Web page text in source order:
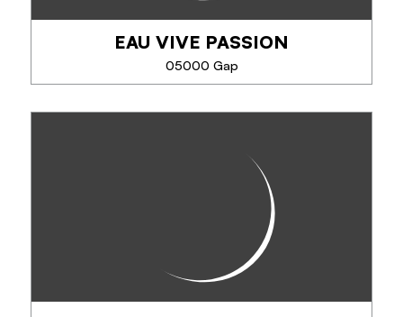
EN SAVOIR PLUS
EAU VIVE PASSION
05000 Gap
Depuis plus de 38 ans, EVP – Eau Vive Passion
propose des activités encadrées par des guides
passionnés et diplômés : rafting, hydrospeed,
canyoning, Via Ferrata, escalade et VTT. Vivez...